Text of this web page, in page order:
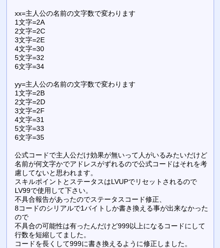
xx=主人公の名前の文字数で変わります
1文字=2A
2文字=2C
3文字=2E
4文字=30
5文字=32
6文字=34
yy=主人公の名前の文字数で変わります
1文字=2B
2文字=2D
3文字=2F
4文字=31
5文字=33
6文字=35
公式コードで主人公だけ効果が無いって人がいるみたいだけど
名前が何文字かでアドレスがずれるので公式コードはそれを考
慮してないと思われます。
スキルポイントとステータスはLVUPでリセットされるので
LV99で使用して下さい。
不具合報告があったのでステータスコード修正、
8コードのシリアルで1バイトしか書き換える事が出来なかった
ので
不具合の可能性は有ったんだけど999以上になるコードにして
行数を短縮してました。
コードを長くして999に書き換えるように修正しました。